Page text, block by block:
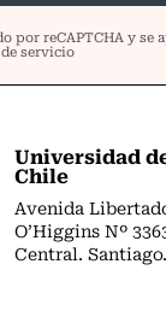
Universidad
Chile
Avenida
O’Higgins Nº
Central.